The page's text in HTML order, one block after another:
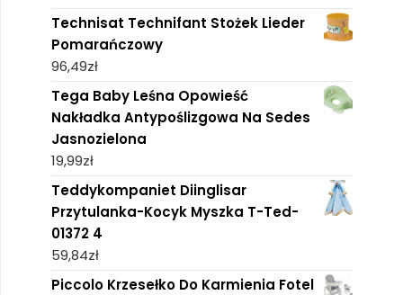
Technisat Technifant Stożek Lieder
Pomarańczowy
96,49zł
Tega Baby Leśna Opowieść
Nakładka Antypoślizgowa Na Sedes
Jasnozielona
19,99zł
Teddykompaniet Diinglisar
Przytulanka-Kocyk Myszka T-Ted-
01372 4
59,84zł
Piccolo Krzesełko Do Karmienia Fotel